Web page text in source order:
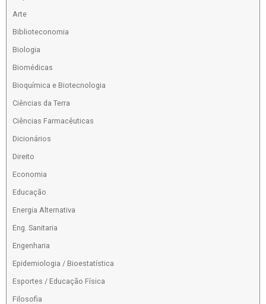
Arte
Biblioteconomia
Biologia
Biomédicas
Bioquímica e Biotecnologia
Ciências da Terra
Ciências Farmacêuticas
Dicionários
Direito
Economia
Educação
Energia Alternativa
Eng. Sanitaria
Engenharia
Epidemiologia / Bioestatística
Esportes / Educação Física
Filosofia